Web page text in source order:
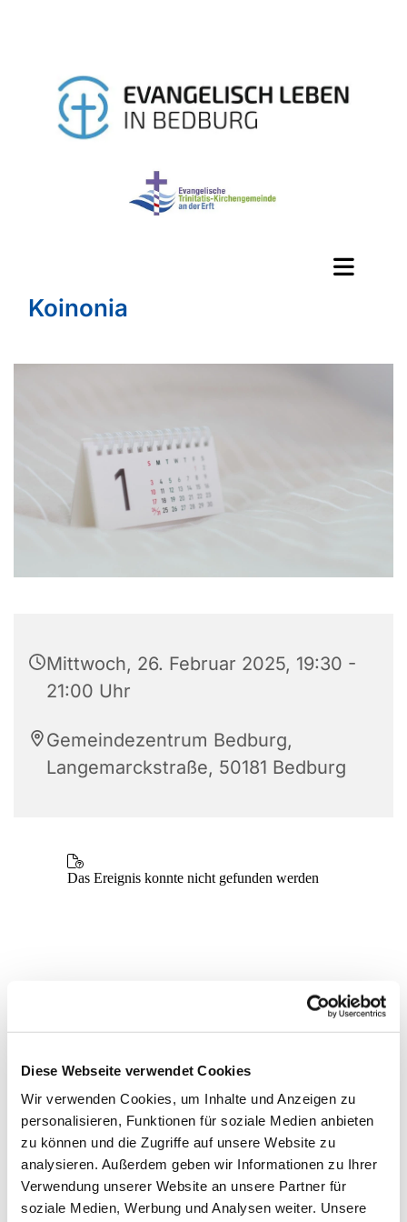
Diese Webseite verwendet Cookies
Wir verwenden Cookies, um Inhalte und Anzeigen zu
personalisieren, Funktionen für soziale Medien anbieten
zu können und die Zugriffe auf unsere Website zu
analysieren. Außerdem geben wir Informationen zu Ihrer
Verwendung unserer Website an unsere Partner für
soziale Medien, Werbung und Analysen weiter. Unsere
Koinonia
Mittwoch, 26. Februar 2025, 19:30 -
21:00 Uhr
Gemeindezentrum Bedburg,
Langemarckstraße, 50181 Bedburg